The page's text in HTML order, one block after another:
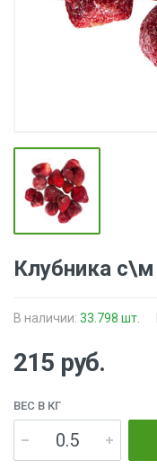
Клубника с\м
В наличии: 33.798 шт.
215 руб.
ВЕС В КГ